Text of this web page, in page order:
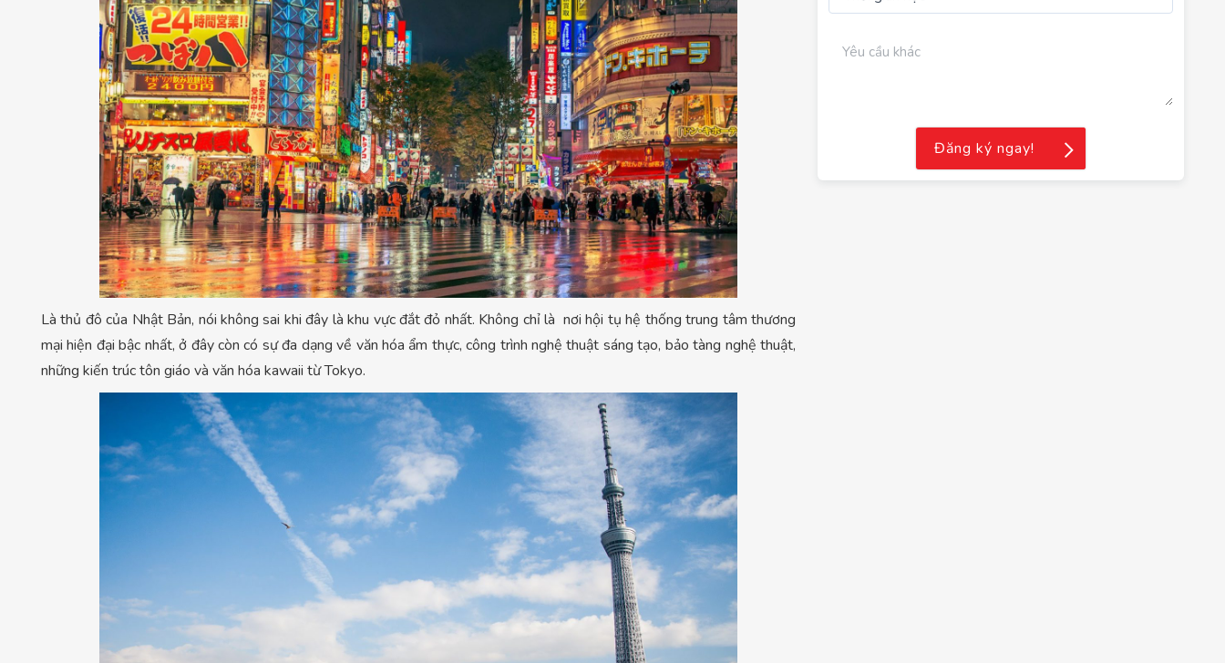
Là thủ đô của Nhật Bản, nói không sai khi đây là khu vực đắt đỏ nhất. Không chỉ là nơi hội tụ hệ thống trung tâm thương
mại hiện đại bậc nhất, ở đây còn có sự đa dạng về văn hóa ẩm thực, công trình nghệ thuật sáng tạo, bảo tàng nghệ thuật,
những kiến trúc tôn giáo và văn hóa kawaii từ Tokyo.
Đăng ký ngay!